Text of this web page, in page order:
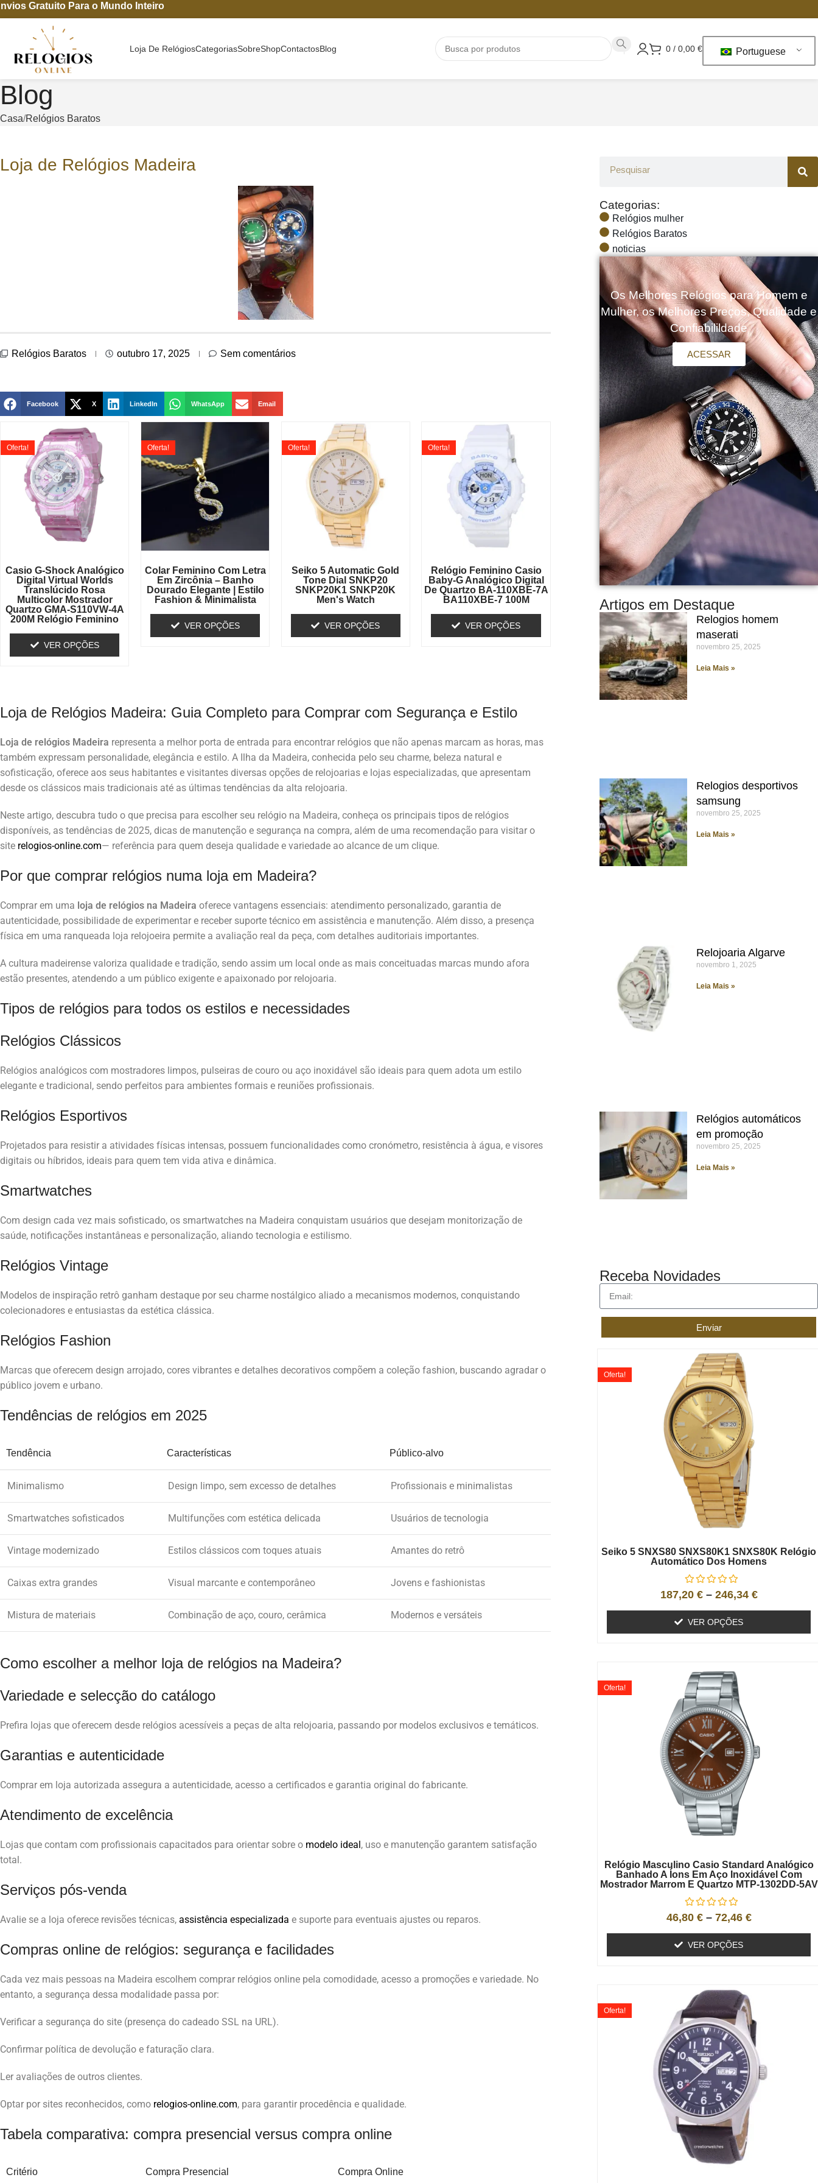
Gratuito Para o Mundo Inteiro
Loja De RelógiosCategoriasSobreShopContactosBlog 0 / 0,00 € Portuguese
Blog
Casa Relógios Baratos
Loja de Relógios Madeira
Relógios Baratos outubro 17, 2025 Sem comentários
Facebook X LinkedIn WhatsApp Email
Casio G-Shock Analógico
Digital Virtual Worlds
Translúcido Rosa
Multicolor Mostrador
Quartzo GMA-S110VW-4A
200M Relógio Feminino
Oferta!
VER OPÇÕES
Colar Feminino Com Letra
Em Zircônia – Banho
Dourado Elegante | Estilo
Fashion & Minimalista
Oferta!
VER OPÇÕES
Seiko 5 Automatic Gold
Tone Dial SNKP20
SNKP20K1 SNKP20K
Men's Watch
Oferta!
VER OPÇÕES
Relógio Feminino Casio
Baby-G Analógico Digital
De Quartzo BA-110XBE-7A
BA110XBE-7 100M
Oferta!
VER OPÇÕES
Loja de Relógios Madeira: Guia Completo para Comprar com Segurança e Estilo
Loja de relógios Madeira representa a melhor porta de entrada para encontrar relógios que não apenas marcam as horas, mas
também expressam personalidade, elegância e estilo. A Ilha da Madeira, conhecida pelo seu charme, beleza natural e
sofisticação, oferece aos seus habitantes e visitantes diversas opções de relojoarias e lojas especializadas, que apresentam
desde os clássicos mais tradicionais até as últimas tendências da alta relojoaria.
Neste artigo, descubra tudo o que precisa para escolher seu relógio na Madeira, conheça os principais tipos de relógios
disponíveis, as tendências de 2025, dicas de manutenção e segurança na compra, além de uma recomendação para visitar o
site relogios-online.com— referência para quem deseja qualidade e variedade ao alcance de um clique.
Por que comprar relógios numa loja em Madeira?
Comprar em uma loja de relógios na Madeira oferece vantagens essenciais: atendimento personalizado, garantia de
autenticidade, possibilidade de experimentar e receber suporte técnico em assistência e manutenção. Além disso, a presença
física em uma ranqueada loja relojoeira permite a avaliação real da peça, com detalhes auditoriais importantes.
A cultura madeirense valoriza qualidade e tradição, sendo assim um local onde as mais conceituadas marcas mundo afora
estão presentes, atendendo a um público exigente e apaixonado por relojoaria.
Tipos de relógios para todos os estilos e necessidades
Relógios Clássicos
Relógios analógicos com mostradores limpos, pulseiras de couro ou aço inoxidável são ideais para quem adota um estilo
elegante e tradicional, sendo perfeitos para ambientes formais e reuniões profissionais.
Relógios Esportivos
Projetados para resistir a atividades físicas intensas, possuem funcionalidades como cronómetro, resistência à água, e visores
digitais ou híbridos, ideais para quem tem vida ativa e dinâmica.
Smartwatches
Com design cada vez mais sofisticado, os smartwatches na Madeira conquistam usuários que desejam monitorização de
saúde, notificações instantâneas e personalização, aliando tecnologia e estilismo.
Relógios Vintage
Modelos de inspiração retrô ganham destaque por seu charme nostálgico aliado a mecanismos modernos, conquistando
colecionadores e entusiastas da estética clássica.
Relógios Fashion
Marcas que oferecem design arrojado, cores vibrantes e detalhes decorativos compõem a coleção fashion, buscando agradar o
público jovem e urbano.
Tendências de relógios em 2025
Tendência Características Público-alvo
Minimalismo Design limpo, sem excesso de detalhes Profissionais e minimalistas
Smartwatches sofisticados Multifunções com estética delicada Usuários de tecnologia
Vintage modernizado Estilos clássicos com toques atuais Amantes do retrô
Caixas extra grandes Visual marcante e contemporâneo Jovens e fashionistas
Mistura de materiais Combinação de aço, couro, cerâmica Modernos e versáteis
Como escolher a melhor loja de relógios na Madeira?
Variedade e selecção do catálogo
Prefira lojas que oferecem desde relógios acessíveis a peças de alta relojoaria, passando por modelos exclusivos e temáticos.
Garantias e autenticidade
Comprar em loja autorizada assegura a autenticidade, acesso a certificados e garantia original do fabricante.
Atendimento de excelência
Lojas que contam com profissionais capacitados para orientar sobre o modelo ideal, uso e manutenção garantem satisfação
total.
Serviços pós-venda
Avalie se a loja oferece revisões técnicas, assistência especializada e suporte para eventuais ajustes ou reparos.
Compras online de relógios: segurança e facilidades
Cada vez mais pessoas na Madeira escolhem comprar relógios online pela comodidade, acesso a promoções e variedade. No
entanto, a segurança dessa modalidade passa por:
Verificar a segurança do site (presença do cadeado SSL na URL).
Confirmar política de devolução e faturação clara.
Ler avaliações de outros clientes.
Optar por sites reconhecidos, como relogios-online.com, para garantir procedência e qualidade.
Tabela comparativa: compra presencial versus compra online
Critério Compra Presencial Compra Online
Categorias:
Relógios mulher
Relógios Baratos
noticias
Os Melhores Relógios para Homem e
Mulher, os Melhores Preços, Qualidade e
Confiabilildade
ACESSAR
Artigos em Destaque
Relogios homem
maserati
novembro 25, 2025
Leia Mais »
Relogios desportivos
samsung
novembro 25, 2025
Leia Mais »
Relojoaria Algarve
novembro 1, 2025
Leia Mais »
Relógios automáticos
em promoção
novembro 25, 2025
Leia Mais »
Receba Novidades
Enviar
Seiko 5 SNXS80 SNXS80K1 SNXS80K Relógio
Automático Dos Homens
Oferta!
187,20 € – 246,34 €
VER OPÇÕES
Relógio Masculino Casio Standard Analógico
Banhado A Íons Em Aço Inoxidável Com
Mostrador Marrom E Quartzo MTP-1302DD-5AV
Oferta!
46,80 € – 72,46 €
VER OPÇÕES
Oferta!